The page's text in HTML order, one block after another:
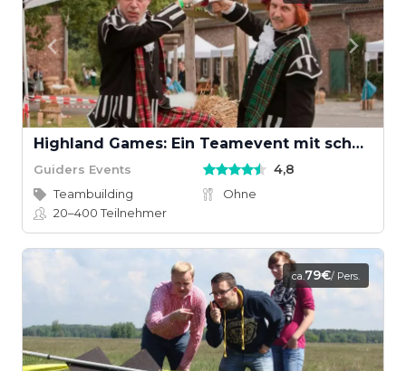
Highland Games: Ein Teamevent mit schottischem Wettkampfgeist
Guiders Events 4,8
Teambuilding
Ohne
20–400Teilnehmer
ca.79€/ Pers.